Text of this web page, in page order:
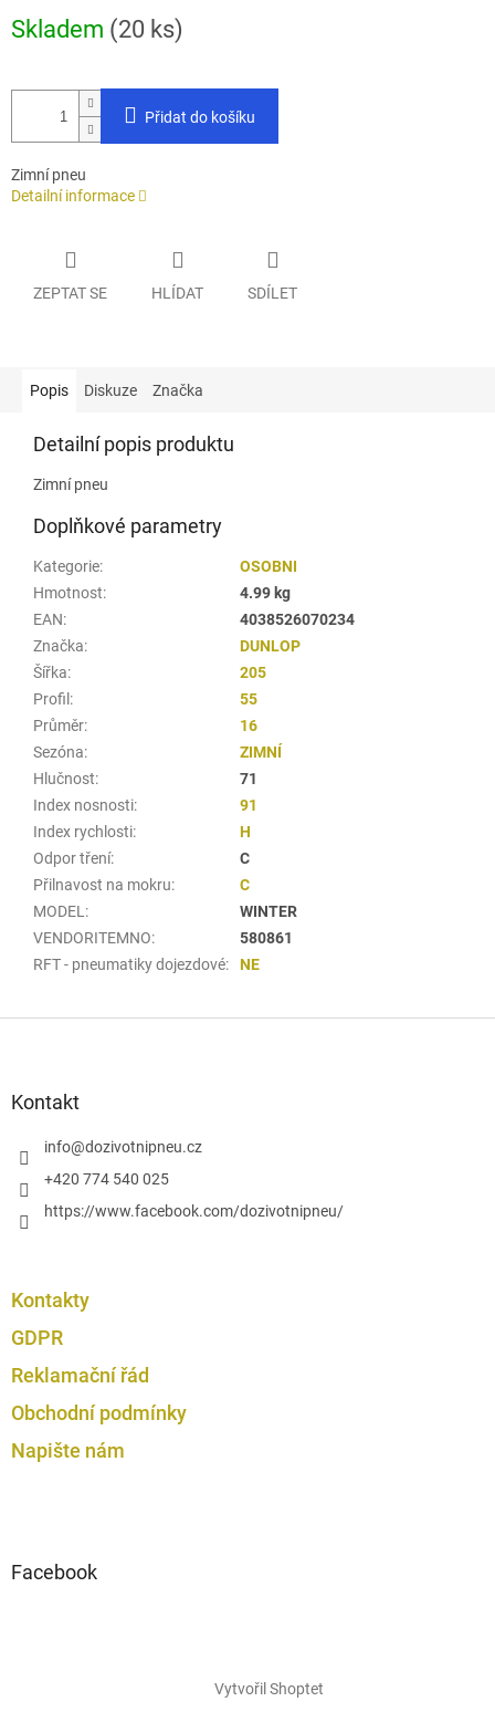
cena:
Skladem (20 ks)
Přidat do košíku
Zimní pneu
Detailní informace
ZEPTAT SE HLÍDAT SDÍLET
Popis Diskuze Značka
Detailní popis produktu
Zimní pneu
Doplňkové parametry
Kategorie:
OSOBNI
Hmotnost:
4.99 kg
EAN:
4038526070234
Značka:
DUNLOP
Šířka:
205
Profil :
55
Průměr:
16
Sezóna:
ZIMNÍ
Hlučnost:
71
Index nosnosti:
91
Index rychlosti:
H
Odpor tření:
C
Přilnavost na mokru:
C
MODEL :
WINTER
VENDORITEMNO:
580861
RFT - pneumatiky dojezdové: NE
Kontakt
info@dozivotnipneu.cz
+420 774 540 025
https://www.facebook.com/dozivotnipneu/
Kontakty
GDPR
Reklamační řád
Obchodní podmínky
Napište nám
Facebook
Vytvořil Shoptet